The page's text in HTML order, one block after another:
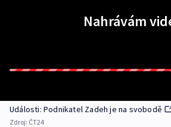
Nahrávám
Události: Podnikatel Zadeh je na svobodě
Zdroj: ČT24